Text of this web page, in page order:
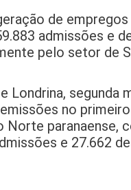
de
admissões e
pelo setor de
Londrina,
no
Norte paranaense,
e 27.662